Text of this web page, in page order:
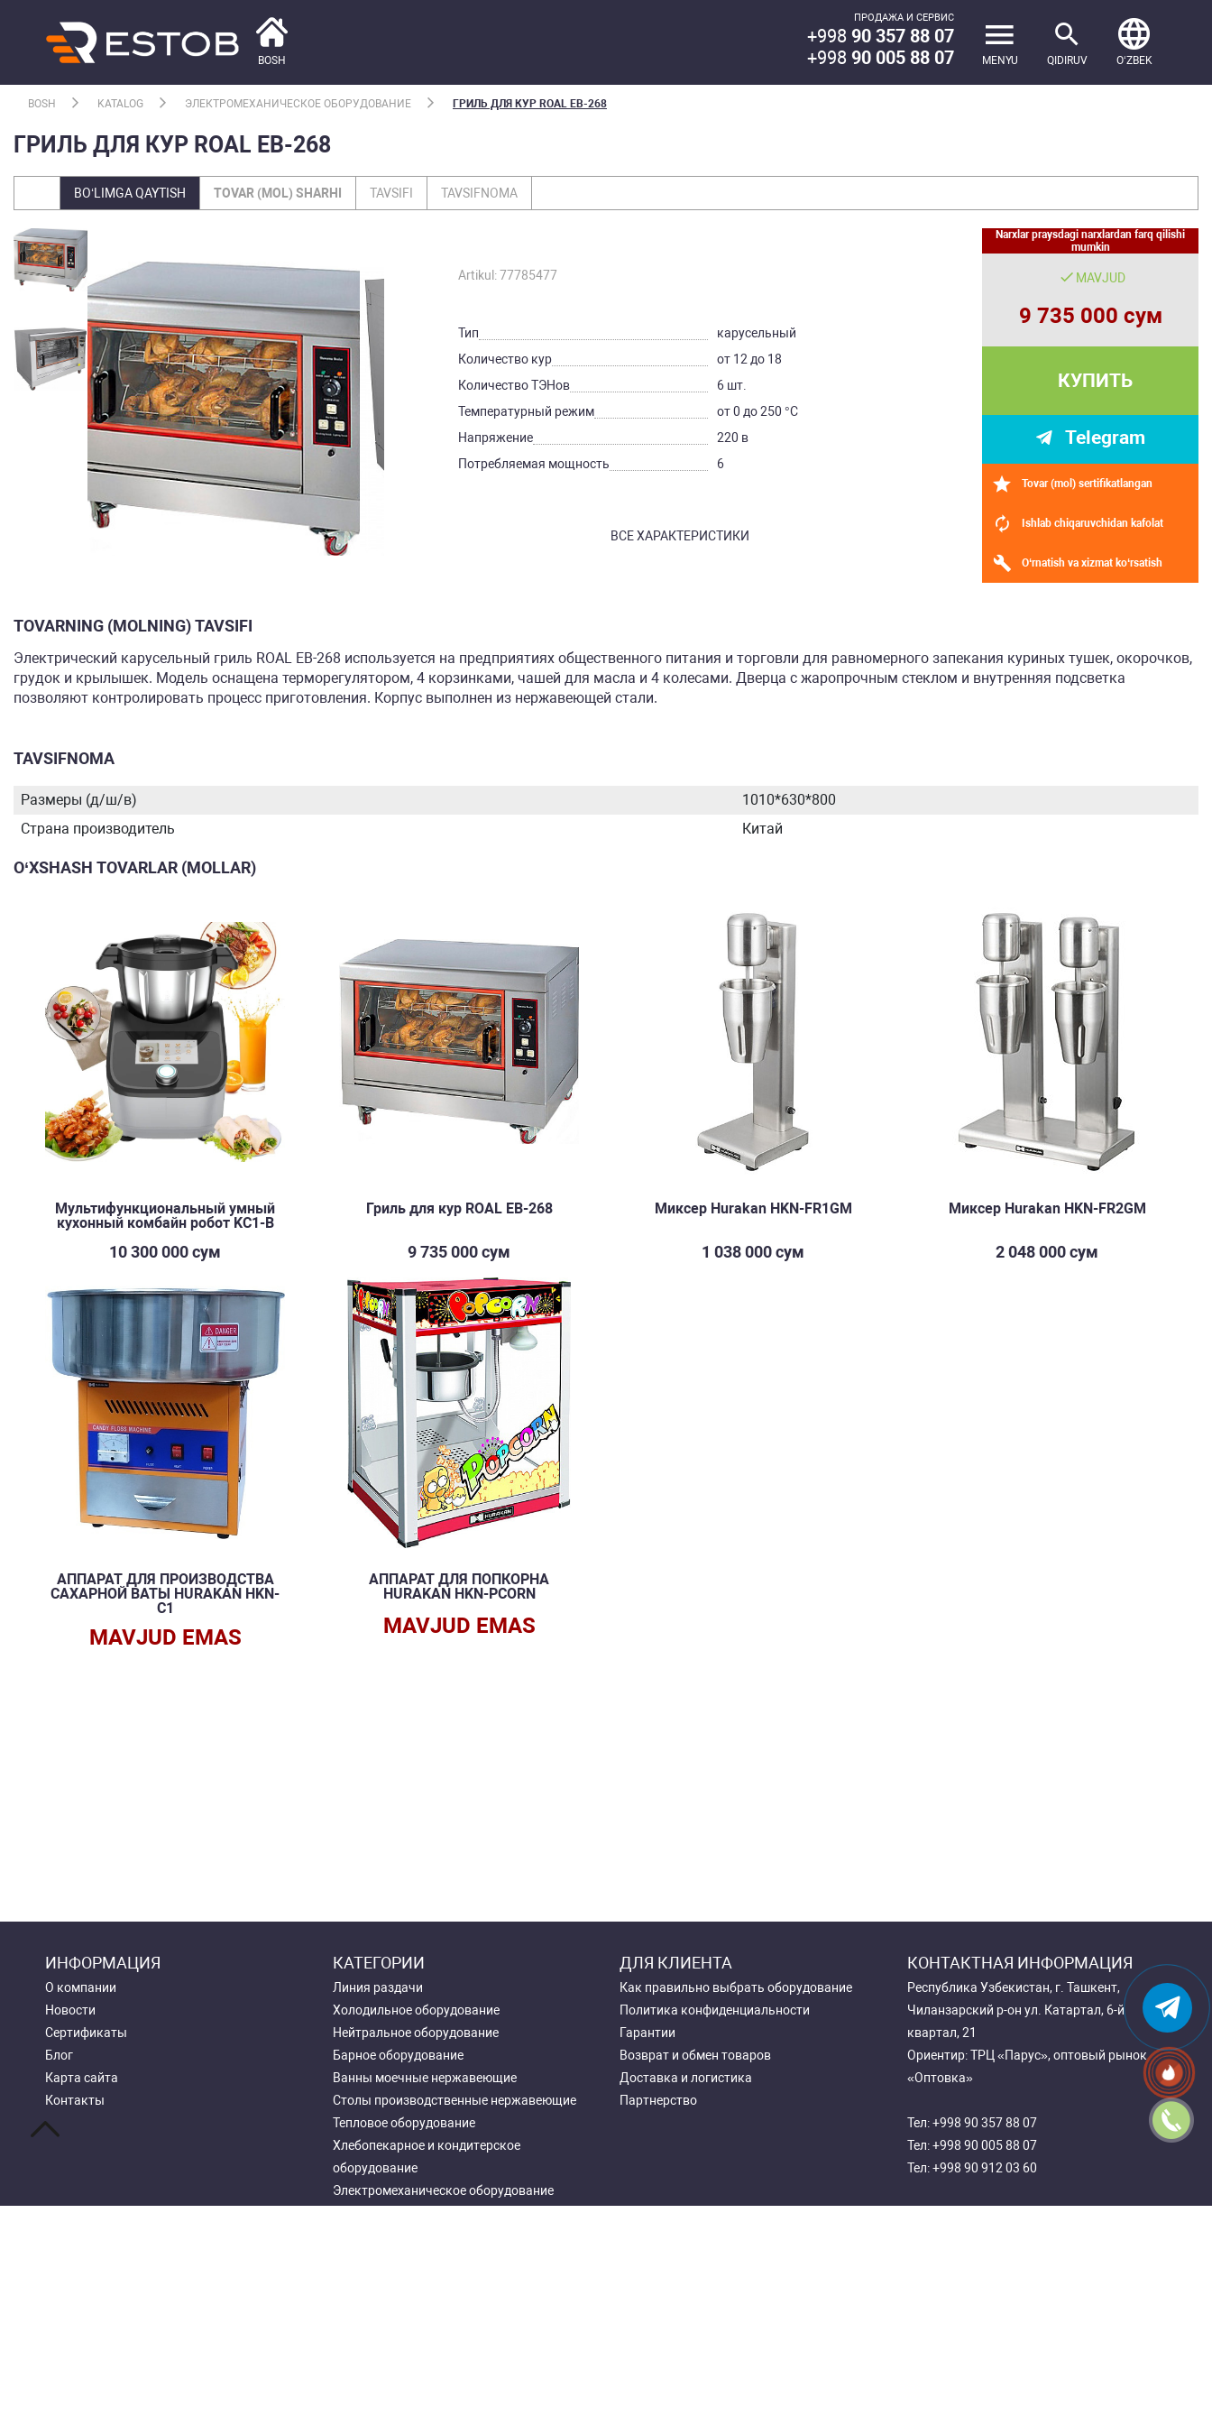
BOSH
ПРОДАЖА И СЕРВИС
+998 90 357 88 07
+998 90 005 88 07 MENYU QIDIRUV OʻZBEK
BOSH KATALOG ЭЛЕКТРОМЕХАНИЧЕСКОЕ ОБОРУДОВАНИЕ ГРИЛЬ ДЛЯ КУР ROAL EB-268
ГРИЛЬ ДЛЯ КУР ROAL EB-268
BO‘LIMGA QAYTISH TOVAR (MOL) SHARHI TAVSIFI TAVSIFNOMA
Artikul: 77785477
Тип
карусельный
Количество кур
от 12 до 18
Количество ТЭНов
6 шт.
Температурный режим
от 0 до 250 °С
Напряжение
220 в
Потребляемая мощность
6
ВСЕ ХАРАКТЕРИСТИКИ
Narxlar praysdagi narxlardan farq qilishi
mumkin
MAVJUD
9 735 000 сум
КУПИТЬ
Telegram
Tovar (mol) sertifikatlangan
Ishlab chiqaruvchidan kafolat
O‘rnatish va xizmat ko‘rsatish
TOVARNING (MOLNING) TAVSIFI
Электрический карусельный гриль ROAL EB-268 используется на предприятиях общественного питания и торговли для равномерного запекания куриных тушек, окорочков,
грудок и крылышек. Модель оснащена терморегулятором, 4 корзинками, чашей для масла и 4 колесами. Дверца с жаропрочным стеклом и внутренняя подсветка
позволяют контролировать процесс приготовления. Корпус выполнен из нержавеющей стали.
TAVSIFNOMA
Размеры (д/ш/в)
1010*630*800
Страна производитель
Китай
O‘XSHASH TOVARLAR (MOLLAR)
Мультифункциональный умный
кухонный комбайн робот KC1-B
10 300 000 сум
Гриль для кур ROAL EB-268
9 735 000 сум
Миксер Hurakan HKN-FR1GM
1 038 000 сум
Миксер Hurakan HKN-FR2GM
2 048 000 сум
АППАРАТ ДЛЯ ПРОИЗВОДСТВА
САХАРНОЙ ВАТЫ HURAKAN HKN-
C1
MAVJUD EMAS
АППАРАТ ДЛЯ ПОПКОРНА
HURAKAN HKN-PCORN
MAVJUD EMAS
ИНФОРМАЦИЯ
О компании
Новости
Сертификаты
Блог
Карта сайта
Контакты
КАТЕГОРИИ
Линия раздачи
Холодильное оборудование
Нейтральное оборудование
Барное оборудование
Ванны моечные нержавеющие
Столы производственные нержавеющие
Тепловое оборудование
Хлебопекарное и кондитерское
оборудование
Электромеханическое оборудование
ДЛЯ КЛИЕНТА
Как правильно выбрать оборудование
Политика конфиденциальности
Гарантии
Возврат и обмен товаров
Доставка и логистика
Партнерство
КОНТАКТНАЯ ИНФОРМАЦИЯ
Республика Узбекистан, г. Ташкент,
Чиланзарский р-он ул. Катартал, 6-й
квартал, 21
Ориентир: ТРЦ «Парус», оптовый рынок
«Оптовка»
Тел:+998 90 357 88 07
Тел:+998 90 005 88 07
Тел:+998 90 912 03 60